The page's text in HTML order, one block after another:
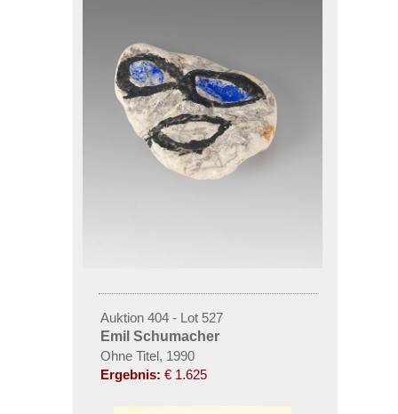
Auktion 404 - Lot 527
Emil Schumacher
Ohne Titel, 1990
Ergebnis: € 1.625